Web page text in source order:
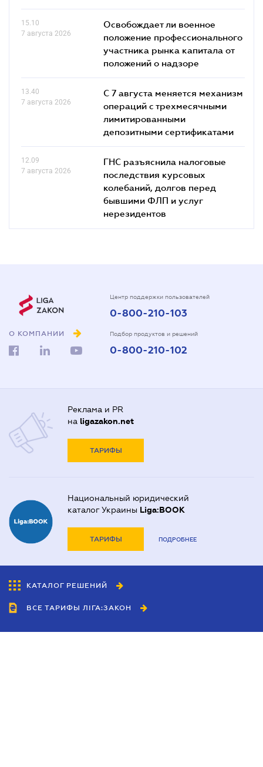
15.10
7 августа 2026
Освобождает ли военное
положение профессионального
участника рынка капитала от
положений о надзоре
13.40
7 августа 2026
С 7 августа меняется механизм
операций с трехмесячными
лимитированными
депозитными сертификатами
12.09
7 августа 2026
ГНС разъяснила налоговые
последствия курсовых
колебаний, долгов перед
бывшими ФЛП и услуг
нерезидентов
О КОМПАНИИ
Центр поддержки пользователей
0-800-210-103
Подбор продуктов и решений
0-800-210-102
Реклама и PR
на ligazakon.net
ТАРИФЫ
Национальный юридический
каталог Украины Liga:BOOK
ТАРИФЫ ПОДРОБНЕЕ
КАТАЛОГ РЕШЕНИЙ
ВСЕ ТАРИФЫ ЛІГА:ЗАКОН